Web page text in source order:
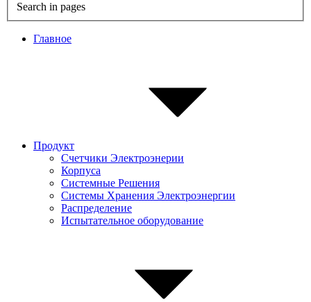
Search in pages
Главное
Продукт
Счетчики Электроэнерии
Корпуса
Системные Pешения
Системы Хранения Электроэнергии
Распределение
Испытательное оборудование